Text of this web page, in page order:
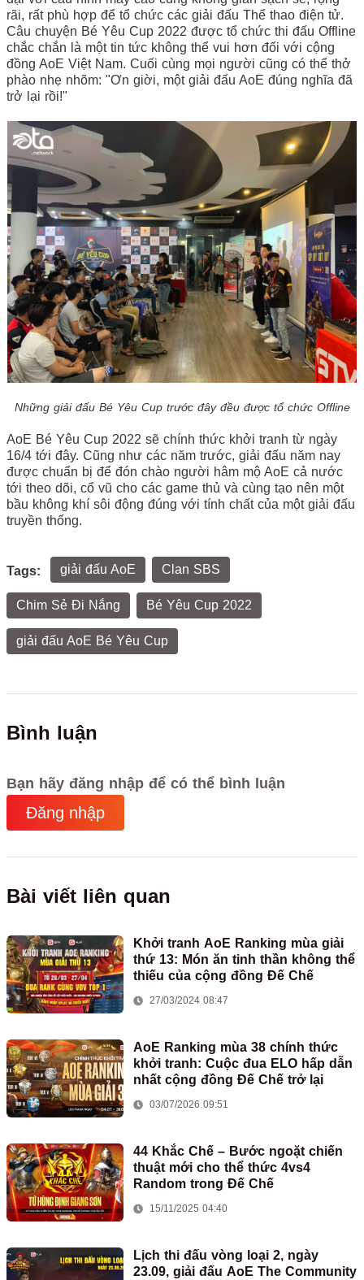
rãi, rất phù hợp để tổ chức các giải đấu Thể thao điện tử.
Câu chuyện Bé Yêu Cup 2022 được tổ chức thi đấu Offline
chắc chắn là một tin tức không thể vui hơn đối với cộng
đồng AoE Việt Nam. Cuối cùng mọi người cũng có thể thở
phào nhẹ nhõm: "Ơn giời, một giải đấu AoE đúng nghĩa đã
trở lại rồi!"
Những giải đấu Bé Yêu Cup trước đây đều được tổ chức Offline
AoE Bé Yêu Cup 2022 sẽ chính thức khởi tranh từ ngày
16/4 tới đây. Cũng như các năm trước, giải đấu năm nay
được chuẩn bị để đón chào người hâm mộ AoE cả nước
tới theo dõi, cổ vũ cho các game thủ và cùng tạo nên một
bầu không khí sôi động đúng với tính chất của một giải đấu
truyền thống.
Tags: giải đấu AoE Clan SBS
Chim Sẻ Đi Nắng Bé Yêu Cup 2022
giải đấu AoE Bé Yêu Cup
Bình luận
Bạn hãy đăng nhập để có thể bình luận
Đăng nhập
Bài viết liên quan
Khởi tranh AoE Ranking mùa giải
thứ 13: Món ăn tinh thần không thể
thiếu của cộng đồng Đế Chế
27/03/2024 08:47
AoE Ranking mùa 38 chính thức
khởi tranh: Cuộc đua ELO hấp dẫn
nhất cộng đồng Đế Chế trở lại
03/07/2026 09:51
44 Khắc Chế – Bước ngoặt chiến
thuật mới cho thể thức 4vs4
Random trong Đế Chế
15/11/2025 04:40
Lịch thi đấu vòng loại 2, ngày
23.09, giải đấu AoE The Community